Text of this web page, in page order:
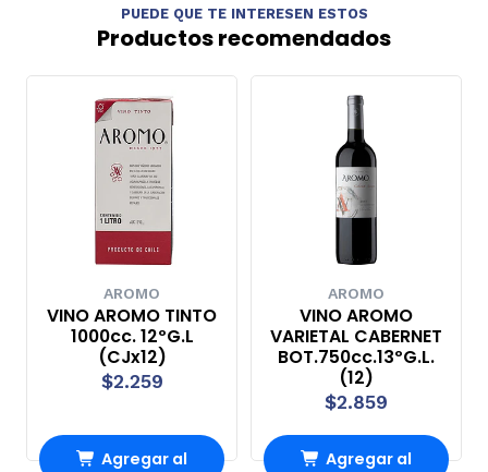
PUEDE QUE TE INTERESEN ESTOS
Productos recomendados
AROMO
VINO AROMO TINTO
1000cc. 12ºG.L
(CJx12)
$2.259
Agregar al
AROMO
VINO AROMO
VARIETAL CABERNET
BOT.750cc.13ºG.L.
(12)
$2.859
Agregar al